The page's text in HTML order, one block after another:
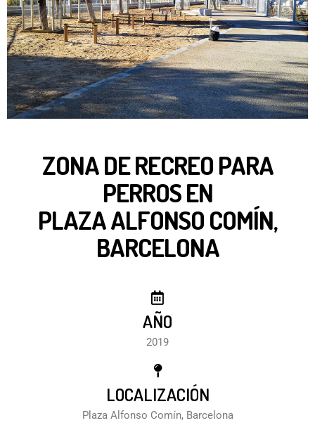
ZONA DE RECREO PARA
PERROS EN
PLAZA ALFONSO COMÍN,
BARCELONA
AÑO
2019
LOCALIZACIÓN
Plaza Alfonso Comín, Barcelona